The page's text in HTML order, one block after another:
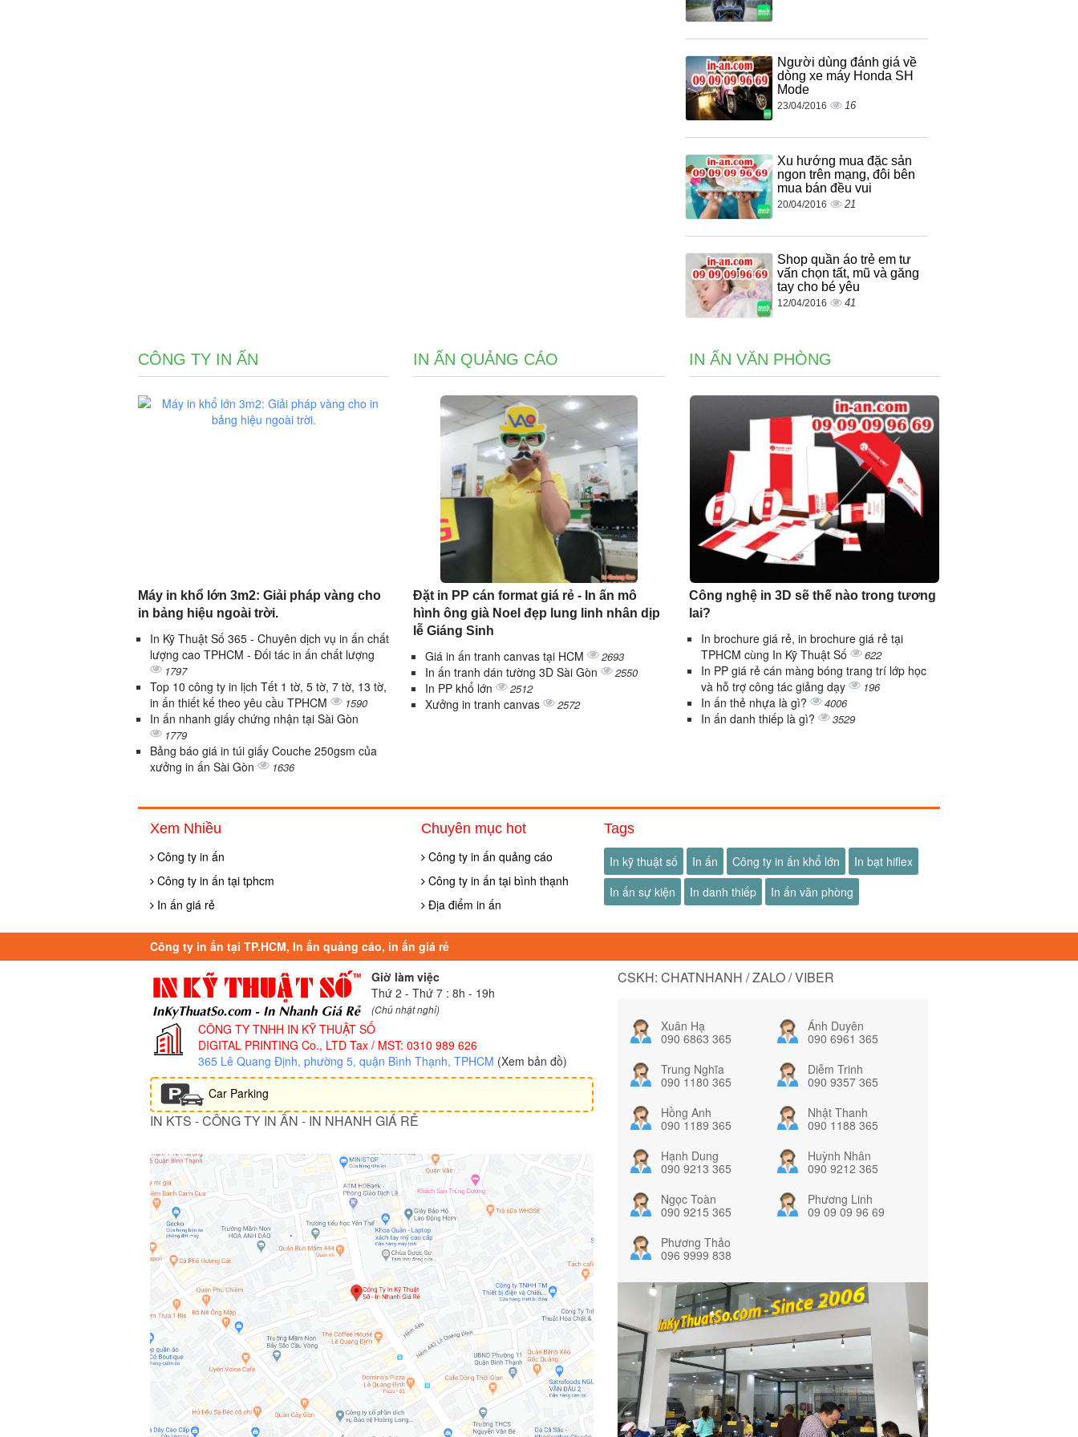
Người dùng đánh giá về
dòng xe máy Honda SH
Mode
23/04/2016 16
Xu hướng mua đặc sản
ngon trên mạng, đôi bên
mua bán đều vui
20/04/2016 21
Shop quần áo trẻ em tư
vấn chọn tất, mũ và găng
tay cho bé yêu
12/04/2016 41
CÔNG TY IN ẤN
Máy in khổ lớn 3m2: Giải pháp vàng cho
in bảng hiệu ngoài trời.
In Kỹ Thuật Số 365 - Chuyên dịch vụ in ấn chất
lượng cao TPHCM - Đối tác in ấn chất lượng
1797
Top 10 công ty in lịch Tết 1 tờ, 5 tờ, 7 tờ, 13 tờ,
in ấn thiết kế theo yêu cầu TPHCM
1590
In ấn nhanh giấy chứng nhận tại Sài Gòn
1779
Bảng báo giá in túi giấy Couche 250gsm của
xưởng in ấn Sài Gòn
1636
IN ẤN QUẢNG CÁO
Đặt in PP cán format giá rẻ - In ấn mô
hình ông già Noel đẹp lung linh nhân dịp
lễ Giáng Sinh
Giá in ấn tranh canvas tại HCM 2693
In ấn tranh dán tường 3D Sài Gòn 2550
In PP khổ lớn 2512
Xưởng in tranh canvas 2572
IN ẤN VĂN PHÒNG
Công nghệ in 3D sẽ thế nào trong tương
lai?
In brochure giá rẻ, in brochure giá rẻ tại
TPHCM cùng In Kỹ Thuật Số
622
In PP giá rẻ cán màng bóng trang trí lớp học
và hỗ trợ công tác giảng dạy
196
In ấn thẻ nhựa là gì? 4006
In ấn danh thiếp là gì? 3529
Xem Nhiều
Công ty in ấn
Công ty in ấn tại tphcm
In ấn giá rẻ
Chuyên mục hot
Công ty in ấn quảng cáo
Công ty in ấn tại bình thạnh
Địa điểm in ấn
Tags
In kỹ thuật số In ấn Công ty in ấn khổ lớn
In bạt hiflex
In ấn sự kiện
In danh thiếp In ấn văn phòng
Công ty in ấn tại TP.HCM, In ấn quảng cáo, in ấn giá rẻ
Giờ làm việc
Thứ 2 - Thứ 7 : 8h - 19h
(Chủ nhật nghỉ)
CÔNG TY TNHH IN KỸ THUẬT SỐ
DIGITAL PRINTING Co., LTD Tax / MST: 0310 989 626
365 Lê Quang Định, phường 5, quận Bình Thạnh, TPHCM (Xem bản đồ)
Car Parking
IN KTS - CÔNG TY IN ẤN - IN NHANH GIÁ RẺ
CSKH: CHATNHANH / ZALO / VIBER
Xuân Hạ
090 6863 365
Ánh Duyên
090 6961 365
Trung Nghĩa
090 1180 365
Diễm Trinh
090 9357 365
Hồng Anh
090 1189 365
Nhật Thanh
090 1188 365
Hạnh Dung
090 9213 365
Huỳnh Nhân
090 9212 365
Ngọc Toàn
090 9215 365
Phương Linh
09 09 09 96 69
Phương Thảo
096 9999 838